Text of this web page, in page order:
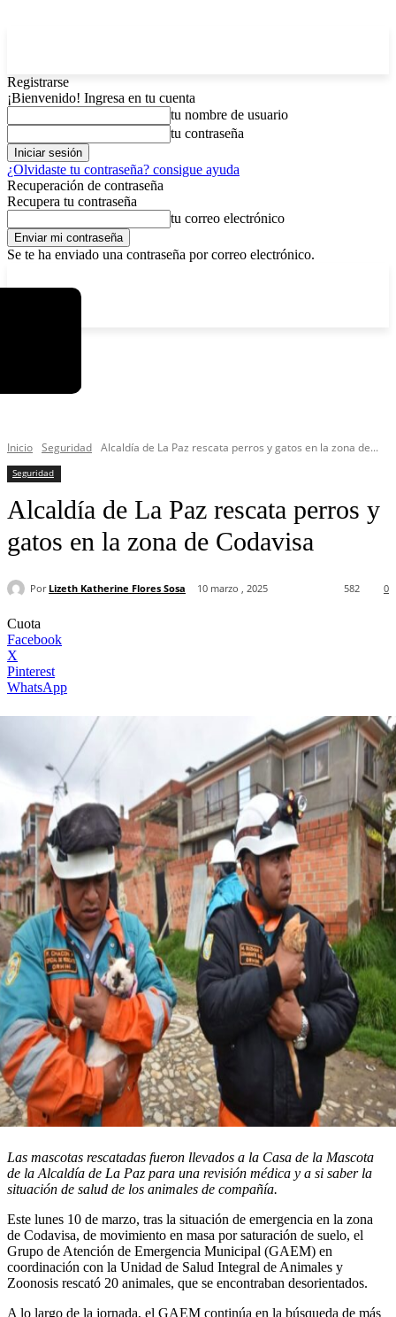
Registrarse
¡Bienvenido! Ingresa en tu cuenta
tu nombre de usuario
tu contraseña
¿Olvidaste tu contraseña? consigue ayuda
Recuperación de contraseña
Recupera tu contraseña
tu correo electrónico
Se te ha enviado una contraseña por correo electrónico.
Inicio Seguridad Alcaldía de La Paz rescata perros y gatos en la zona de...
Seguridad
Alcaldía de La Paz rescata perros y
gatos en la zona de Codavisa
Por Lizeth Katherine Flores Sosa 10 marzo , 2025 0
582
Cuota
Facebook
X
Pinterest
WhatsApp
Las mascotas rescatadas fueron llevados a la Casa de la Mascota
de la Alcaldía de La Paz para una revisión médica y a si saber la
situación de salud de los animales de compañía.
Este lunes 10 de marzo, tras la situación de emergencia en la zona
de Codavisa, de movimiento en masa por saturación de suelo, el
Grupo de Atención de Emergencia Municipal (GAEM) en
coordinación con la Unidad de Salud Integral de Animales y
Zoonosis rescató 20 animales, que se encontraban desorientados.
A lo largo de la jornada, el GAEM continúa en la búsqueda de más